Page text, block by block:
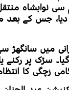
نوابشاہ
جس کے بعد
میں سانگھڑ سے
سڑک پر رکنے
زچگی کا